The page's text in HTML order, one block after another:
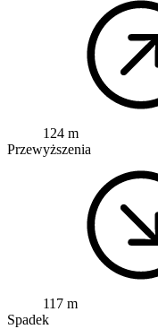
124 m
Przewyższenia
117 m
Spadek